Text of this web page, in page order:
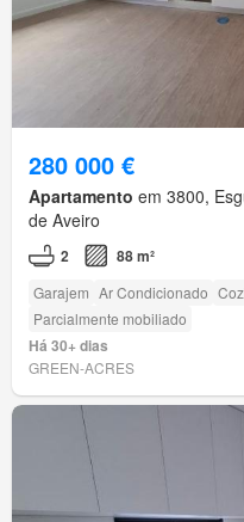
280 000 €
Apartamento em 3800,
de Aveiro
2 88 m²
Garajem Ar Condicionado
Parcialmente mobiliado
Há 30+ dias
GREEN-ACRES